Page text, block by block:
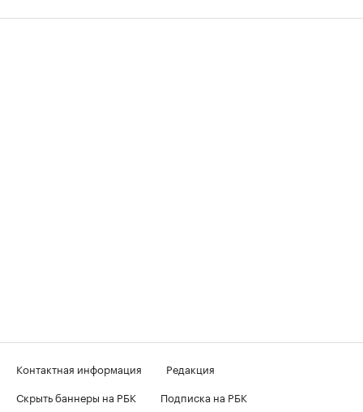
Контактная информация
Редакция
Скрыть баннеры на РБК
Подписка на РБК